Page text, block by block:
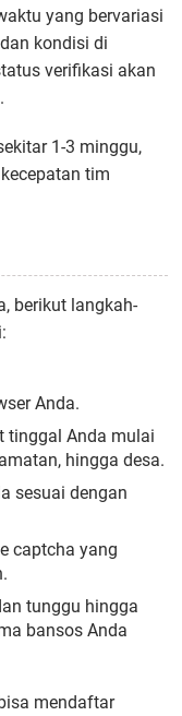
yang bervariasi
kondisi di
verifikasi akan
1-3 minggu,
tim
berikut langkah-
Anda.
tinggal Anda mulai
hingga desa.
sesuai dengan
captcha yang
tunggu hingga
bansos Anda
mendaftar